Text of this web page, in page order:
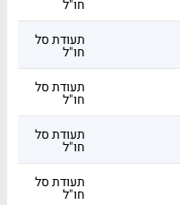
חו"ל
תעודת סל
חו"ל
תעודת סל
חו"ל
תעודת סל
חו"ל
תעודת סל
חו"ל